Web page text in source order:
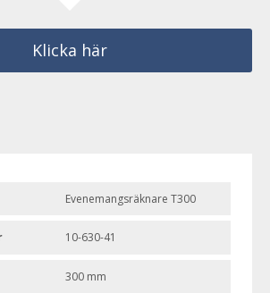
Klicka här
Evenemangsräknare T300
10-630-41
300 mm